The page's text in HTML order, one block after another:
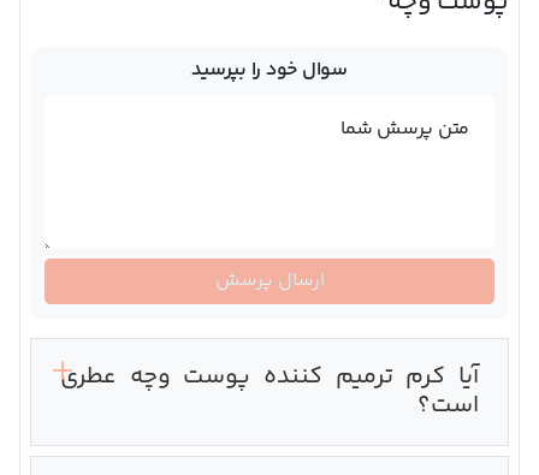
آیا کرم ترمیم کننده پوست وچه عطری
است؟
سوال خود را بپرسید
متن پرسش شما
ارسال پرسش